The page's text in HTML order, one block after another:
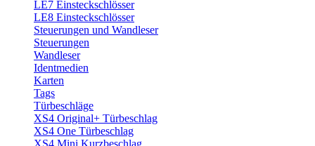
LE7 Einsteckschlösser
LE8 Einsteckschlösser
Steuerungen und Wandleser
Steuerungen
Wandleser
Identmedien
Karten
Tags
Türbeschläge
XS4 Original+ Türbeschlag
XS4 One Türbeschlag
XS4 Mini Kurzbeschlag